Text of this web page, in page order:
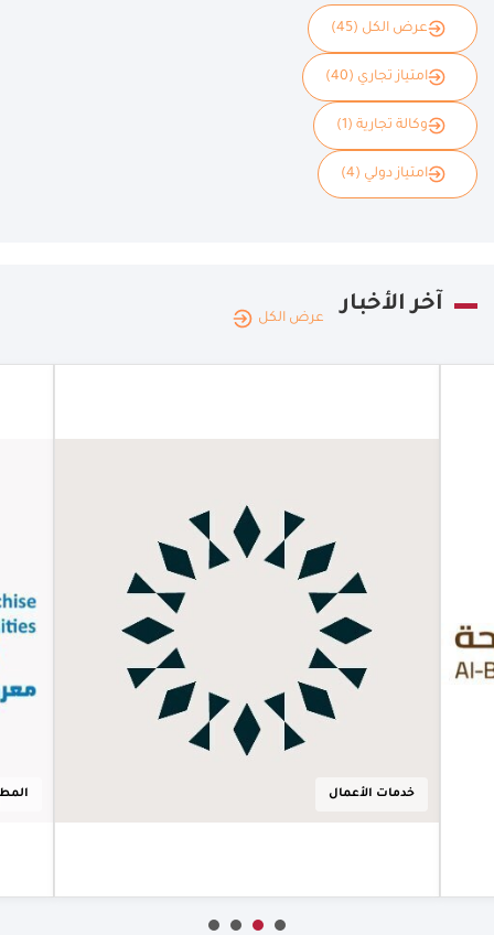
عرض الكل (45)
امتياز تجاري (40)
وكالة تجارية (1)
امتياز دولي (4)
آخر الأخبار
عرض الكل
السعودية
"القصر الأحمر"
يكشف عن
هويته البصرية
يكشف عن هويته
البصرية تمهيدًا
لافتتاحه